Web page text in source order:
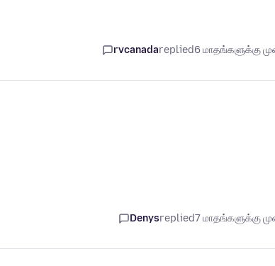
rvcanadareplied6 மாதங்களுக்கு
Denysreplied7 மாதங்களுக்கு